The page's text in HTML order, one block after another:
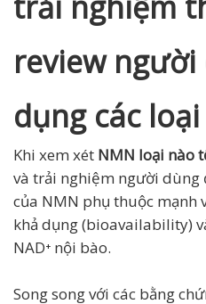
review
dụng các
Khi xem xét NMN loại nào
và trải nghiệm người dùng
của NMN phụ thuộc mạnh
khả dụng (bioavailability)
NAD⁺ nội bào.
Song song với các bằng